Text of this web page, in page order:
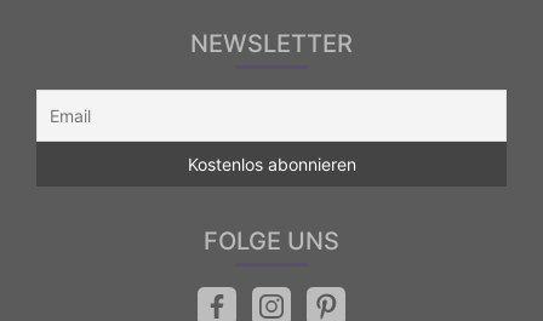
NEWSLETTER
FOLGE UNS